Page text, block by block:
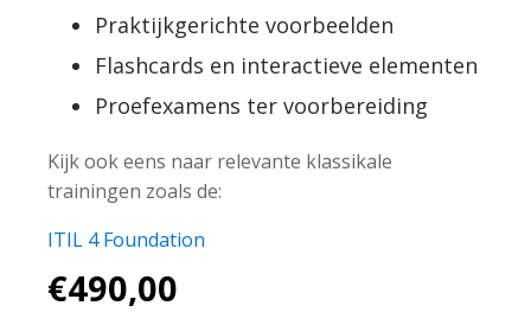
Praktijkgerichte voorbeelden
Flashcards en interactieve elementen
Proefexamens ter voorbereiding
Kijk ook eens naar relevante klassikale
trainingen zoals de:
ITIL 4 Foundation
€490,00